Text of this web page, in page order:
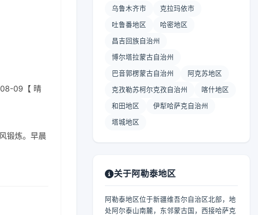
09【 晴
锻炼。早晨
乌鲁木齐市 克拉玛依市
吐鲁番地区 哈密地区
昌吉回族自治州
博尔塔拉蒙古自治州
巴音郭楞蒙古自治州 阿克苏地区
克孜勒苏柯尔克孜自治州 喀什地区
和田地区 伊犁哈萨克自治州
塔城地区
关于阿勒泰地区
阿勒泰地区位于新疆维吾尔自治区北部，地
处阿尔泰山南麓，东邻蒙古国，西接哈萨克